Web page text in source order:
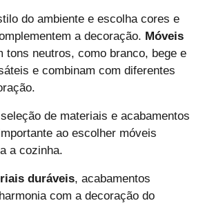
do ambiente e escolha cores e
a decoração. Móveis
tons neutros, como branco, bege e
e combinam com diferentes
de materiais e acabamentos
ao escolher móveis
a cozinha.
duráveis, acabamentos
com a decoração do